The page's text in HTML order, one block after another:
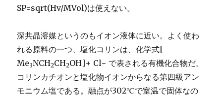
SP=sqrt(Hv/MVol)は使えない。
深共晶溶媒というのもイオン液体に近い。よく使わ
れる原料の一つ、塩化コリンは、化学式[
Me3NCH2CH2OH]+ Cl− で表される有機化合物だ。
コリンカチオンと塩化物イオンからなる第四級アン
モニウム塩である。融点が302℃で室温で固体なの